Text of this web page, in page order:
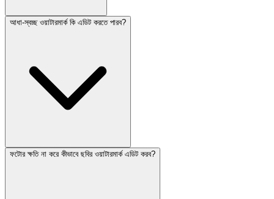
আধা-স্বচ্ছ ওয়াটারমার্ক কি এডিট করতে পারব?
ফটোর ক্ষতি না করে কীভাবে ছবির ওয়াটারমার্ক এডিট করব?